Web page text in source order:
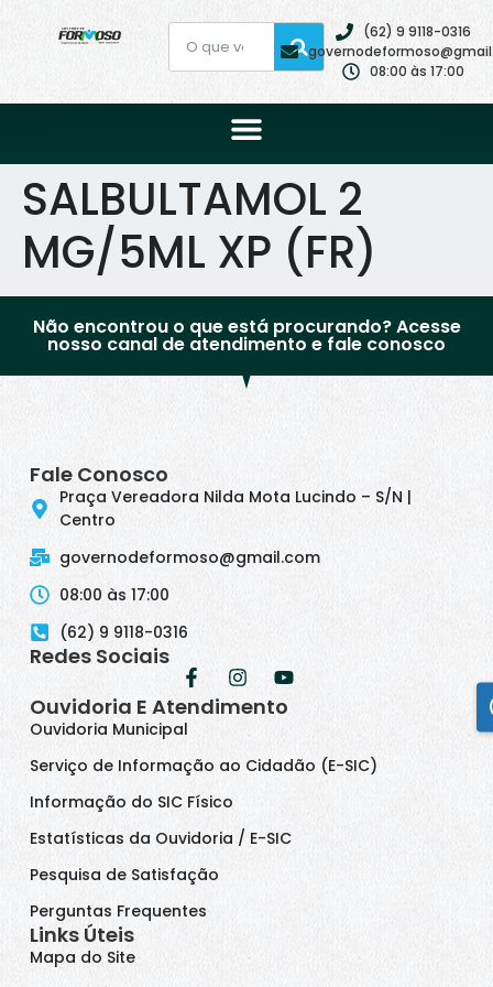
(62) 9 9118-0316
08:00 às 17:00
SALBULTAMOL 2
MG/5ML XP (FR)
Não encontrou o que está procurando? Acesse
nosso canal de atendimento e fale conosco
Fale Conosco
Praça Vereadora Nilda Mota Lucindo – S/N |
Centro
governodeformoso@gmail.com
08:00 às 17:00
(62) 9 9118-0316
Redes Sociais
Ouvidoria E Atendimento
Ouvidoria Municipal
Serviço de Informação ao Cidadão (E-SIC)
Informação do SIC Físico
Estatísticas da Ouvidoria / E-SIC
Pesquisa de Satisfação
Perguntas Frequentes
Links Úteis
Mapa do Site